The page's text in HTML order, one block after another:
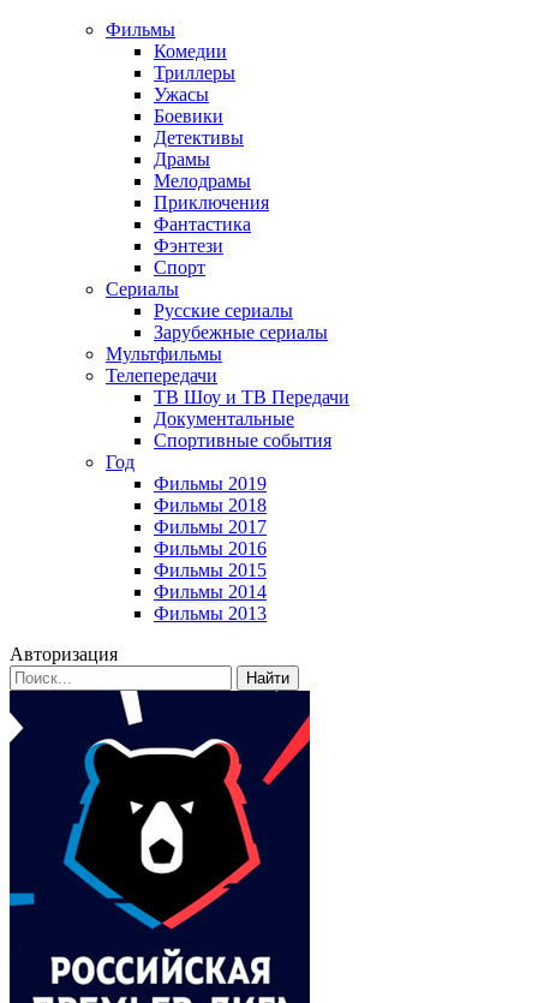
Фильмы
Комедии
Триллеры
Ужасы
Боевики
Детективы
Драмы
Мелодрамы
Приключения
Фантастика
Фэнтези
Спорт
Сериалы
Русские сериалы
Зарубежные сериалы
Мультфильмы
Телепередачи
ТВ Шоу и ТВ Передачи
Документальные
Спортивные события
Год
Фильмы 2019
Фильмы 2018
Фильмы 2017
Фильмы 2016
Фильмы 2015
Фильмы 2014
Фильмы 2013
Авторизация
Найти